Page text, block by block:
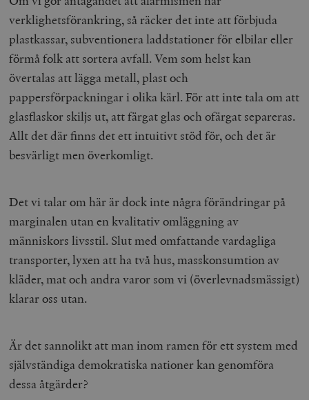
verklighetsförankring, så räcker det inte att förbjuda
plastkassar, subventionera laddstationer för elbilar eller
förmå folk att sortera avfall. Vem som helst kan
övertalas att lägga metall, plast och
pappersförpackningar i olika kärl. För att inte tala om att
glasflaskor skiljs ut, att färgat glas och ofärgat separeras.
Allt det där finns det ett intuitivt stöd för, och det är
besvärligt men överkomligt.
Det vi talar om här är dock inte några förändringar på
marginalen utan en kvalitativ omläggning av
människors livsstil. Slut med omfattande vardagliga
transporter, lyxen att ha två hus, masskonsumtion av
kläder, mat och andra varor som vi (överlevnadsmässigt)
klarar oss utan.
Är det sannolikt att man inom ramen för ett system med
självständiga demokratiska nationer kan genomföra
dessa åtgärder?